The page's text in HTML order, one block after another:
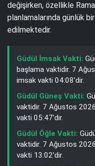
değişirken, özellikle
planlamalarında günlük
edilmektedir.
Güdül İmsak Vakti:
başlama vaktidir. 7
imsak vakti 04:08’dir.
Güdül Güneş Vakti:
vaktidir. 7 Ağustos
vakti 05:47’dir.
Güdül Öğle Vakti:
vaktidir. 7 Ağustos
vakti 13:02’dir.